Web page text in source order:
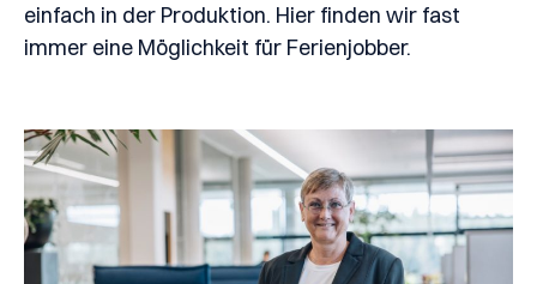
einfach in der Produktion. Hier finden wir fast
immer eine Möglichkeit für Ferienjobber.